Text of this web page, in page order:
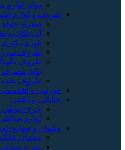
سایر لوازم
ظروف و لوازم
سفره، حوله
آب‌چکان و
قوری،
ظروف سرو و
ظروف
یکبارمصرف
ظروف
خوردنی و
خیاطی و بافتنی
چرخ خیاطی
لوازم
مبلمان و صنایع
مبلمان
میز و